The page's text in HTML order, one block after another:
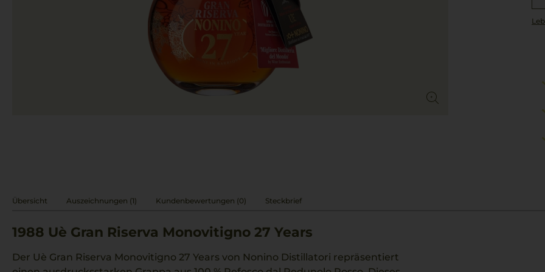
Übersicht Auszeichnungen (1) Kundenbewertungen (0) Steckbrief
1988 Uè Gran Riserva Monovitigno 27 Years
Der Uè Gran Riserva Monovitigno 27 Years von Nonino Distillatori repräsentiert